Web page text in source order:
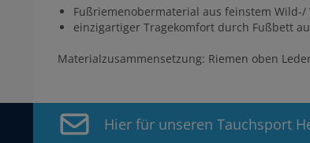
Fußriemenobermaterial aus feinstem
einzigartiger Tragekomfort durch Fußbett
Materialzusammensetzung: Riemen oben
Hier für unseren Tauchsport